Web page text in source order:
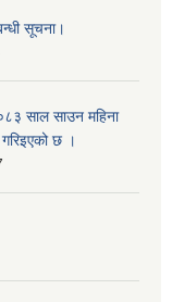
सूचना।
साल साउन महिना
छ ।